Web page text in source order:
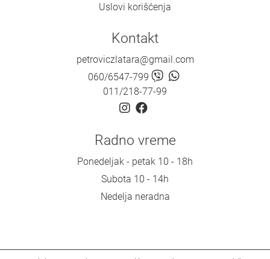
Uslovi korišćenja
Kontakt
petroviczlatara@gmail.com
060/6547-799
011/218-77-99
Radno vreme
Ponedeljak - petak 10 - 18h
Subota 10 - 14h
Nedelja neradna